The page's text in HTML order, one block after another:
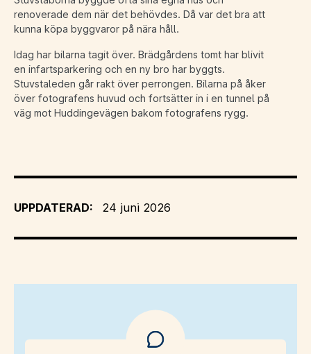
renoverade dem när det behövdes. Då var det bra att
kunna köpa byggvaror på nära håll.
Idag har bilarna tagit över. Brädgårdens tomt har blivit
en infartsparkering och en ny bro har byggts.
Stuvstaleden går rakt över perrongen. Bilarna på åker
över fotografens huvud och fortsätter in i en tunnel på
väg mot Huddingevägen bakom fotografens rygg.
UPPDATERAD: 24 juni 2026